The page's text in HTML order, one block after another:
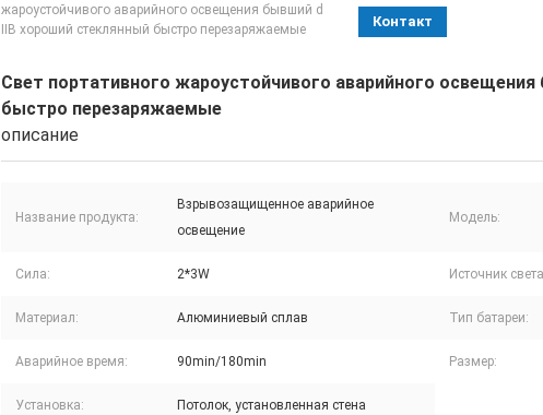
жароустойчивого аварийного освещения бывший d
IIB хороший стеклянный быстро перезаряжаемые
Контакт
Свет портативного жароустойчивого аварийного
быстро перезаряжаемые
описание
Название продукта:
Взрывозащищенное аварийное
освещение
Модель:
Сила: 2*3W Источник
Материал: Алюминиевый сплав Тип батареи:
Аварийное время: 90min/180min Размер:
Установка: Потолок, установленная стена